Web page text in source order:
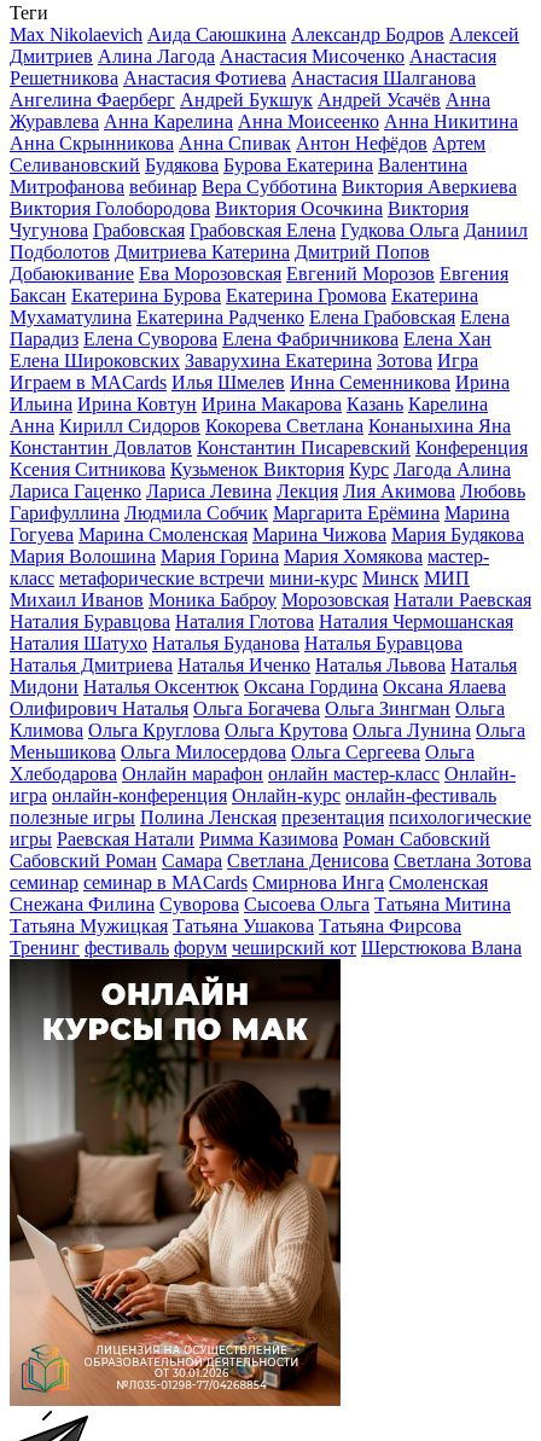
Теги
Max Nikolaevich Аида Саюшкина Александр Бодров Алексей
Дмитриев Алина Лагода Анастасия Мисоченко Анастасия
Решетникова Анастасия Фотиева Анастасия Шалганова
Ангелина Фаерберг Андрей Букшук Андрей Усачёв Анна
Журавлева Анна Карелина Анна Моисеенко Анна Никитина
Анна Скрынникова Анна Спивак Антон Нефёдов Артем
Селивановский Будякова Бурова Екатерина Валентина
Митрофанова вебинар Вера Субботина Виктория Аверкиева
Виктория Голобородова Виктория Осочкина Виктория
Чугунова Грабовская Грабовская Елена Гудкова Ольга Даниил
Подболотов Дмитриева Катерина Дмитрий Попов
Добаюкивание Ева Морозовская Евгений Морозов Евгения
Баксан Екатерина Бурова Екатерина Громова Екатерина
Мухаматулина Екатерина Радченко Елена Грабовская Елена
Парадиз Елена Суворова Елена Фабричникова Елена Хан
Елена Широковских Заварухина Екатерина Зотова Игра
Играем в MACards Илья Шмелев Инна Семенникова Ирина
Ильина Ирина Ковтун Ирина Макарова Казань Карелина
Анна Кирилл Сидоров Кокорева Светлана Конаныхина Яна
Константин Довлатов Константин Писаревский Конференция
Ксения Ситникова Кузьменок Виктория Курс Лагода Алина
Лариса Гаценко Лариса Левина Лекция Лия Акимова Любовь
Гарифуллина Людмила Собчик Маргарита Ерёмина Марина
Гогуева Марина Смоленская Марина Чижова Мария Будякова
Мария Волошина Мария Горина Мария Хомякова мастер-
класс метафорические встречи мини-курс Минск МИП
Михаил Иванов Моника Баброу Морозовская Натали Раевская
Наталия Буравцова Наталия Глотова Наталия Чермошанская
Наталия Шатухо Наталья Буданова Наталья Буравцова
Наталья Дмитриева Наталья Иченко Наталья Львова Наталья
Мидони Наталья Оксентюк Оксана Гордина Оксана Ялаева
Олифирович Наталья Ольга Богачева Ольга Зингман Ольга
Климова Ольга Круглова Ольга Крутова Ольга Лунина Ольга
Меньшикова Ольга Милосердова Ольга Сергеева Ольга
Хлебодарова Онлайн марафон онлайн мастер-класс Онлайн-
игра онлайн-конференция Онлайн-курс онлайн-фестиваль
полезные игры Полина Ленская презентация психологические
игры Раевская Натали Римма Казимова Роман Сабовский
Сабовский Роман Самара Светлана Денисова Светлана Зотова
семинар семинар в MACards Смирнова Инга Смоленская
Снежана Филина Суворова Сысоева Ольга Татьяна Митина
Татьяна Мужицкая Татьяна Ушакова Татьяна Фирсова
Тренинг фестиваль форум чеширский кот Шерстюкова Влана